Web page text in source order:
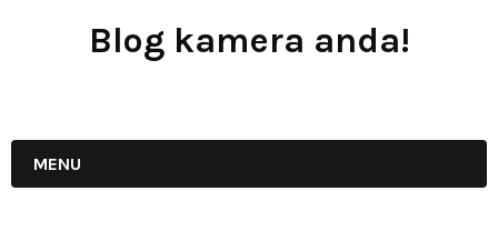
Blog kamera anda!
MENU